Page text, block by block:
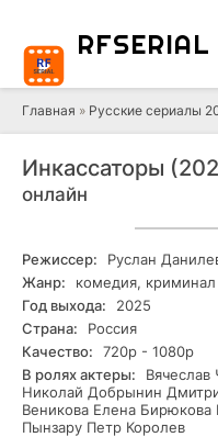
RFSERIAL
Главная » Русские сериалы
Инкассаторы
онлайн
Режиссер:
Руслан
Жанр:
комедия, криминал
Год выхода:
2025
Страна:
Россия
Качество:
720р - 1080р
В ролях актеры:
Николай Добрынин
Веникова Елена Бирюкова
Пынзару Петр Королев